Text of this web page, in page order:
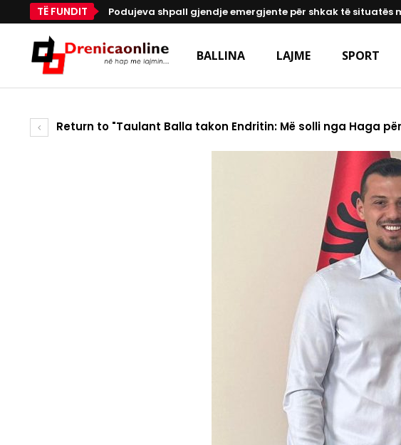
TË FUNDIT Podujeva shpall gjendje emergjente për shkak të situatës
BALLINA LAJME SPORT
Return to "Taulant Balla takon Endritin: Më solli nga Haga